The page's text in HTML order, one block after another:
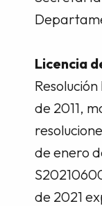
Licencia
de 2011,
de enero
de 2021